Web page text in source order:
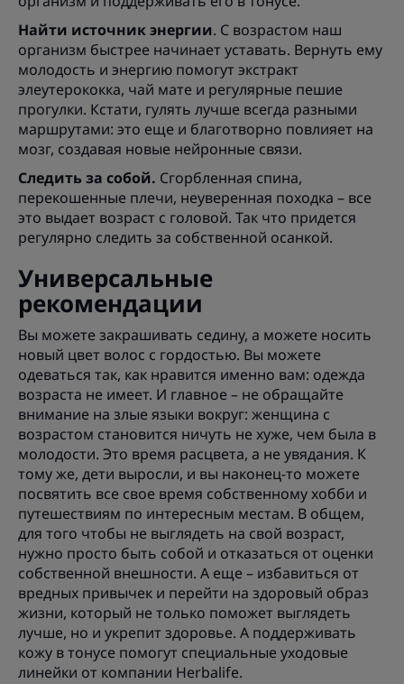
Найти источник энергии. С возрастом наш
организм быстрее начинает уставать. Вернуть ему
молодость и энергию помогут экстракт
элеутерококка, чай мате и регулярные пешие
прогулки. Кстати, гулять лучше всегда разными
маршрутами: это еще и благотворно повлияет на
мозг, создавая новые нейронные связи.
Следить за собой. Сгорбленная спина,
перекошенные плечи, неуверенная походка – все
это выдает возраст с головой. Так что придется
регулярно следить за собственной осанкой.
Универсальные
рекомендации
Вы можете закрашивать седину, а можете носить
новый цвет волос с гордостью. Вы можете
одеваться так, как нравится именно вам: одежда
возраста не имеет. И главное – не обращайте
внимание на злые языки вокруг: женщина с
возрастом становится ничуть не хуже, чем была в
молодости. Это время расцвета, а не увядания. К
тому же, дети выросли, и вы наконец-то можете
посвятить все свое время собственному хобби и
путешествиям по интересным местам. В общем,
для того чтобы не выглядеть на свой возраст,
нужно просто быть собой и отказаться от оценки
собственной внешности. А еще – избавиться от
вредных привычек и перейти на здоровый образ
жизни, который не только поможет выглядеть
лучше, но и укрепит здоровье. А поддерживать
кожу в тонусе помогут специальные уходовые
линейки от компании Herbalife.